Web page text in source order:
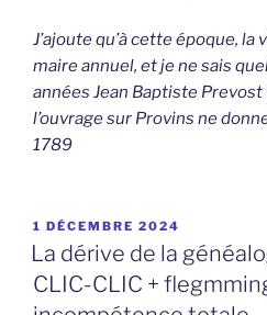
J’ajoute qu’à cette époque, la
maire annuel, et je ne sais
années Jean Baptiste
l’ouvrage sur Provins ne
1789
PUBLIÉ
LE
1 DÉCEMBRE 2024
La dérive de la
CLIC-CLIC +